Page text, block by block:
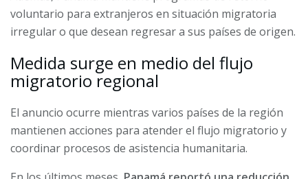
voluntario para extranjeros en situación migratoria
irregular o que desean regresar a sus países de origen.
Medida surge en medio del flujo
migratorio regional
El anuncio ocurre mientras varios países de la región
mantienen acciones para atender el flujo migratorio y
coordinar procesos de asistencia humanitaria.